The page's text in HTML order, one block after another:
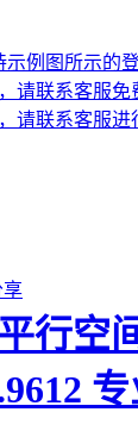
例图所示的
请联系客服免
请联系客服进
享
行空